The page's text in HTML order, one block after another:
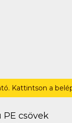
Kattintson a
PE csövek